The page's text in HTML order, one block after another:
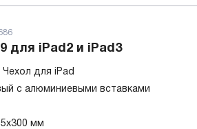
для iPad2 и iPad3
Чехол для iPad
с алюминиевыми вставками
мм